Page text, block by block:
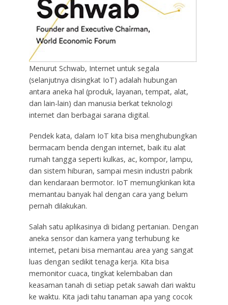
Menurut Schwab, Internet untuk segala
(selanjutnya disingkat IoT) adalah hubungan
antara aneka hal (produk, layanan, tempat, alat,
dan lain-lain) dan manusia berkat teknologi
internet dan berbagai sarana digital.
Pendek kata, dalam IoT kita bisa menghubungkan
bermacam benda dengan internet, baik itu alat
rumah tangga seperti kulkas, ac, kompor, lampu,
dan sistem hiburan, sampai mesin industri pabrik
dan kendaraan bermotor. IoT memungkinkan kita
memantau banyak hal dengan cara yang belum
pernah dilakukan.
Salah satu aplikasinya di bidang pertanian. Dengan
aneka sensor dan kamera yang terhubung ke
internet, petani bisa memantau area yang sangat
luas dengan sedikit tenaga kerja. Kita bisa
memonitor cuaca, tingkat kelembaban dan
keasaman tanah di setiap petak sawah dari waktu
ke waktu. Kita jadi tahu tanaman apa yang cocok